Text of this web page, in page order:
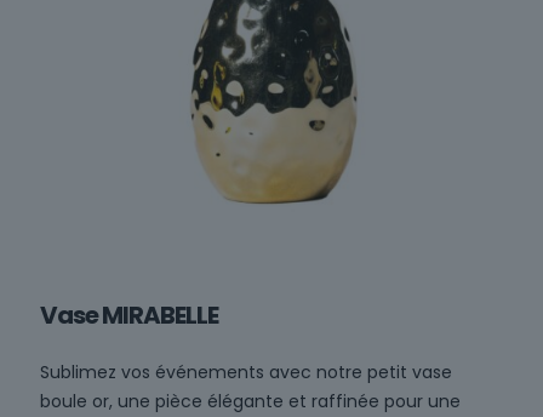
Vase MIRABELLE
Sublimez vos événements avec notre petit vase
boule or, une pièce élégante et raffinée pour une